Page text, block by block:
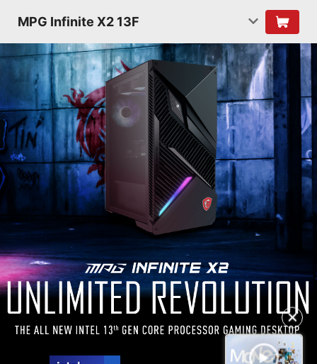
MPG Infinite X2 13F
✕